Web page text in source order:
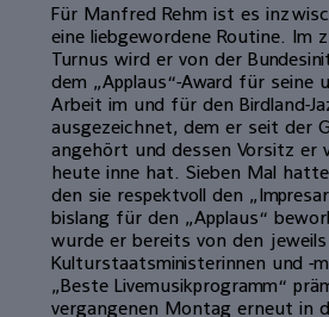
Für Manfred Rehm ist es
eine liebgewordene Routine. Im
Turnus wird er von der
dem „Applaus“-Award für seine
Arbeit im und für den Birdland-
ausgezeichnet, dem er seit der
angehört und dessen Vorsitz er
heute inne hat. Sieben Mal
den sie respektvoll den
bislang für den „Applaus“
wurde er bereits von den
Kulturstaatsministerinnen und -
„Beste Livemusikprogramm“
vergangenen Montag erneut in